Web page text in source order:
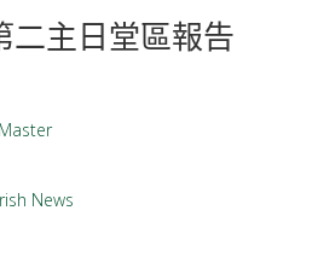
二主日堂區報告
News